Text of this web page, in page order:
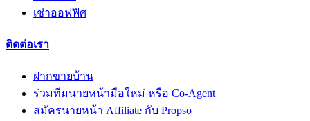
เช่าออฟฟิศ
ติดต่อเรา
ฝากขายบ้าน
ร่วมทีมนายหน้ามือใหม่ หรือ Co-Agent
สมัครนายหน้า Affiliate กับ Propso